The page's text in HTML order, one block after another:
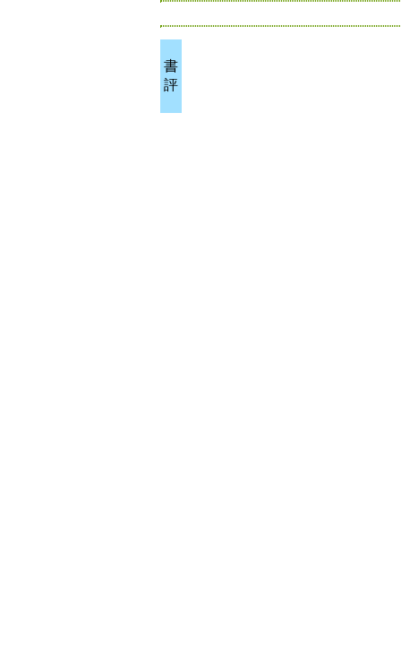
書
評